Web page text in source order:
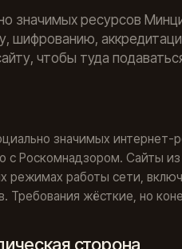
значимых ресурсов
шифрованию,
чтобы туда
значимых
с Роскомнадзором. Сайты
режимах работы сети,
Требования жёсткие, но
сторона